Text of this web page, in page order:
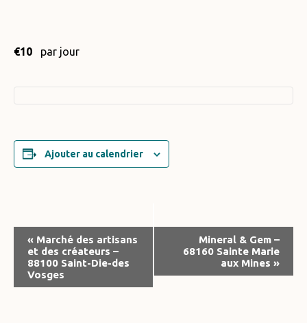
€10 par jour
Ajouter au calendrier
Navigation
Évènement
« Marché des artisans
et des créateurs –
88100 Saint-Die-des
Vosges
Mineral & Gem –
68160 Sainte Marie
aux Mines »